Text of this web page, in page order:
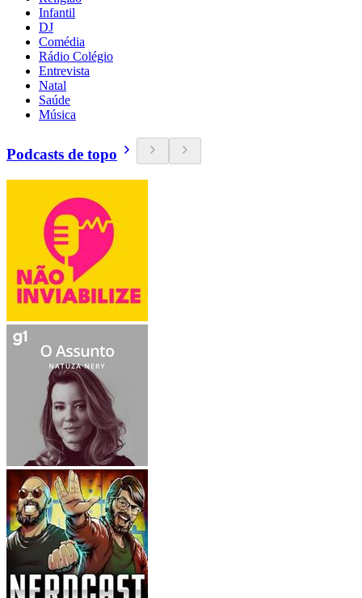
Infantil
DJ
Comédia
Rádio Colégio
Entrevista
Natal
Saúde
Música
Podcasts de topo